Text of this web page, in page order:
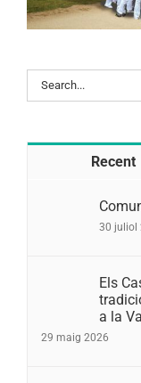
Search
for:
Recent
30 juliol
Els
a la
29 maig 2026